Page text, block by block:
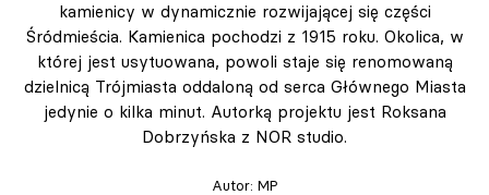
kamienicy w dynamicznie rozwijającej się części
Śródmieścia. Kamienica pochodzi z 1915 roku. Okolica, w
której jest usytuowana, powoli staje się renomowaną
dzielnicą Trójmiasta oddaloną od serca Głównego Miasta
jedynie o kilka minut. Autorką projektu jest Roksana
Dobrzyńska z NOR studio.
Autor: MP